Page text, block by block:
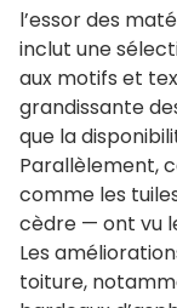
l’essor des
inclut une
aux motifs et
grandissante
que la
Parallèlement,
comme les
cèdre — ont vu
Les
toiture,